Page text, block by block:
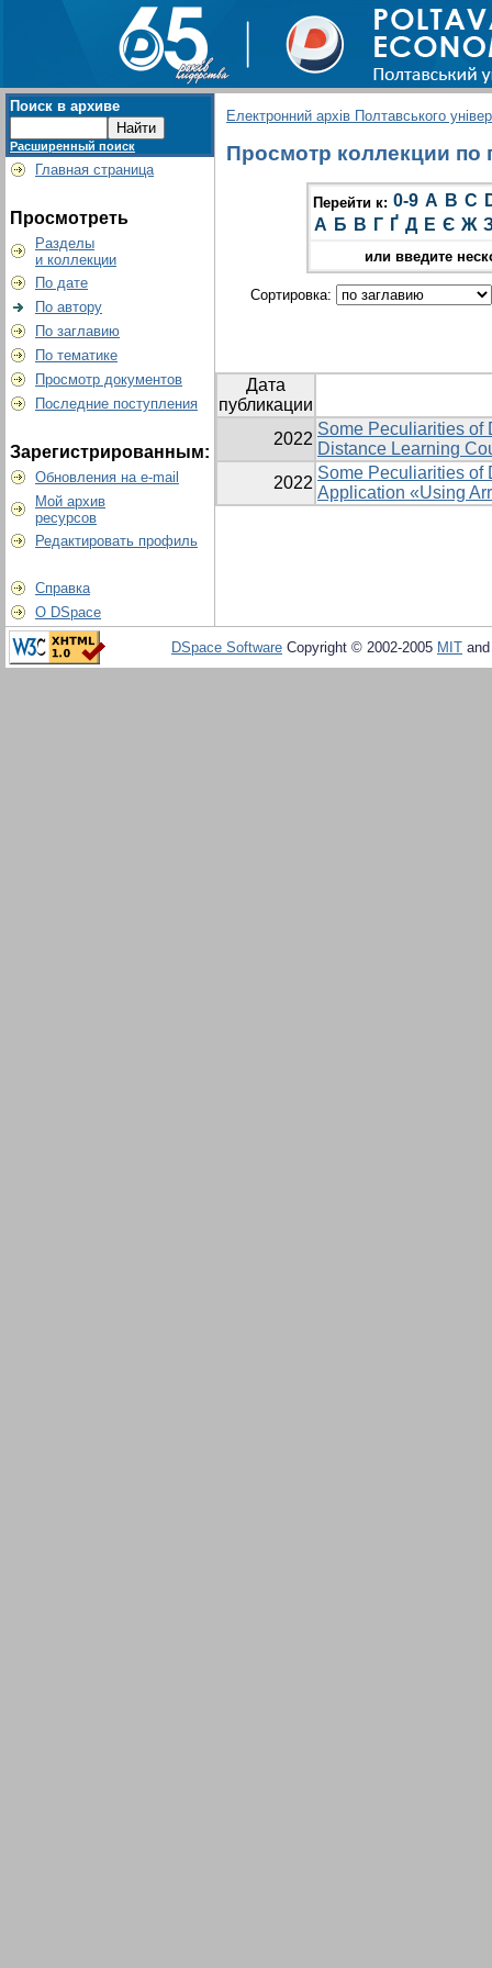
Поиск в архиве
Расширенный поиск
Главная страница
Просмотреть
Разделы
и коллекции
По дате
По автору
По заглавию
По тематике
Просмотр документов
Последние поступления
Зарегистрированным:
Обновления на e-mail
Мой архив
ресурсов
Редактировать профиль
Справка
О DSpace
Електронний архів Полтавського
Просмотр коллекции по
Перейти к: 0-9 A B C
А Б В Г Ґ Д Е Є Ж
или введите
Сортировка:
Дата
публикации
2022
Some Peculiarities of
Distance Learning
2022
Some Peculiarities of
Application «Using
DSpace Software Copyright © 2002-2005 MIT